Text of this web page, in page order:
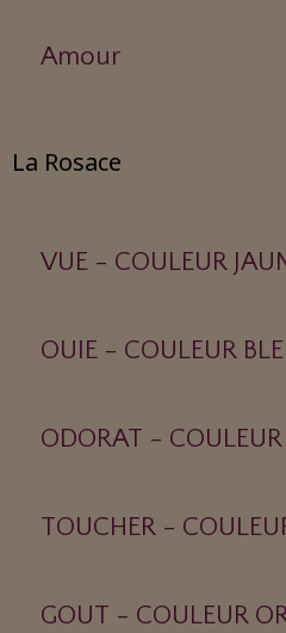
Amour
La Rosace
VUE - COULEUR
OUIE - COULEUR
ODORAT - COULEUR
TOUCHER -
GOUT - COULEUR